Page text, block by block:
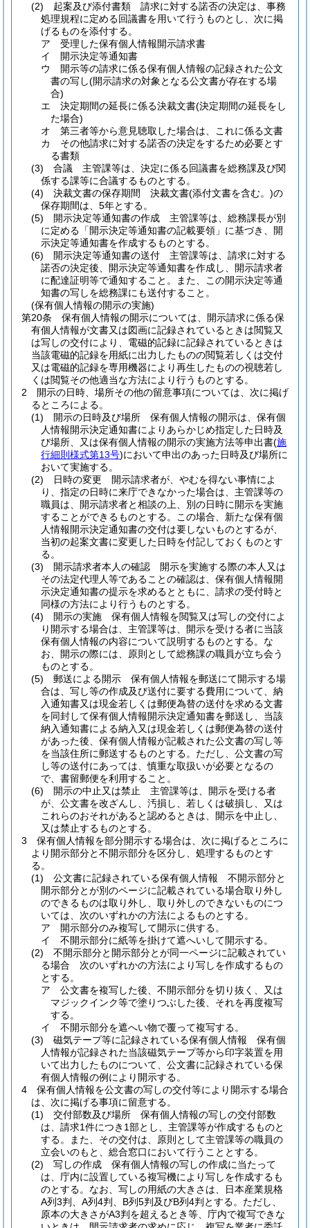
(2)
起案及び添付書類 請求に対する諾否の決定は、事務
処理規程に定める回議書を用いて行うものとし、次に掲
げるものを添付する。
ア
受理した保有個人情報開示請求書
イ
開示決定等通知書
ウ
開示等の請求に係る保有個人情報の記録された公文
書の写し(開示請求の対象となる公文書が存在する場
合)
エ
決定期間の延長に係る決裁文書(決定期間の延長をし
た場合)
オ
第三者等から意見聴取した場合は、これに係る文書
カ
その他請求に対する諾否の決定をするため必要とす
る書類
(3)
合議 主管課等は、決定に係る回議書を総務課及び関
係する課等に合議するものとする。
(4)
決裁文書の保存期間 決裁文書(添付文書を含む。)の
保存期間は、5年とする。
(5)
開示決定等通知書の作成 主管課等は、総務課長が別
に定める「開示決定等通知書の記載要領」に基づき、開
示決定等通知書を作成するものとする。
(6)
開示決定等通知書の送付 主管課等は、請求に対する
諾否の決定後、開示決定等通知書を作成し、開示請求者
に配達証明等で通知すること。
また、この開示決定等通
知書の写しを総務課にも送付すること。
(保有個人情報の開示の実施)
第20条
保有個人情報の開示については、開示請求に係る保
有個人情報が文書又は図画に記録されているときは閲覧又
は写しの交付により、電磁的記録に記録されているときは
当該電磁的記録を用紙に出力したものの閲覧若しくは交付
又は電磁的記録を専用機器により再生したものの視聴若し
くは閲覧その他適当な方法により行うものとする。
2
開示の日時、場所その他の留意事項については、次に掲げ
るところによる。
(1)
開示の日時及び場所 保有個人情報の開示は、保有個
人情報開示決定通知書によりあらかじめ指定した日時及
び場所、又は保有個人情報の開示の実施方法等申出書(施
行細則様式第13号)において申出のあった日時及び場所に
おいて実施する。
(2)
日時の変更 開示請求者が、やむを得ない事情によ
り、指定の日時に来庁できなかった場合は、主管課等の
職員は、開示請求者と相談の上、別の日時に開示を実施
することができるものとする。
この場合、新たな保有個
人情報開示決定通知書の交付は要しないものとするが、
当初の起案文書に変更した日時を付記しておくものとす
る。
(3)
開示請求者本人の確認 開示を実施する際の本人又は
その法定代理人等であることの確認は、保有個人情報開
示決定通知書の提示を求めるとともに、請求の受付時と
同様の方法により行うものとする。
(4)
開示の実施 保有個人情報を閲覧又は写しの交付によ
り開示する場合は、主管課等は、開示を受ける者に当該
保有個人情報の内容について説明するものとする。 な
お、開示の際には、原則として総務課の職員が立ち会う
ものとする。
(5)
郵送による開示 保有個人情報を郵送にて開示する場
合は、写し等の作成及び送付に要する費用について、納
入通知書又は現金若しくは郵便為替の送付を求める文書
を同封して保有個人情報開示決定通知書を郵送し、当該
納入通知書による納入又は現金若しくは郵便為替の送付
があった後、保有個人情報が記載された公文書の写し等
を当該住所に郵送するものとする。 ただし、公文書の写
し等の送付にあっては、慎重な取扱いが必要となるの
で、書留郵便を利用すること。
(6)
開示の中止又は禁止 主管課等は、開示を受ける者
が、公文書を改ざんし、汚損し、若しくは破損し、又は
これらのおそれがあると認めるときは、開示を中止し、
又は禁止するものとする。
3
保有個人情報を部分開示する場合は、次に掲げるところに
より開示部分と不開示部分を区分し、処理するものとす
る。
(1)
公文書に記録されている保有個人情報 不開示部分と
開示部分とが別のページに記載されている場合取り外し
のできるものは取り外し、取り外しのできないものにつ
いては、次のいずれかの方法によるものとする。
ア
開示部分のみ複写して開示に供する。
イ
不開示部分に紙等を掛けて遮へいして開示する。
(2)
不開示部分と開示部分とが同一ページに記載されてい
る場合 次のいずれかの方法により写しを作成するもの
とする。
ア
公文書を複写した後、不開示部分を切り抜く、又は
マジックインク等で塗りつぶした後、それを再度複写
する。
イ
不開示部分を遮へい物で覆って複写する。
(3)
磁気テープ等に記録されている保有個人情報 保有個
人情報が記録された当該磁気テープ等から印字装置を用
いて出力したものについて、公文書に記録されている保
有個人情報の例により開示する。
4
保有個人情報を公文書の写しの交付等により開示する場合
は、次に掲げる事項に留意する。
(1)
交付部数及び場所 保有個人情報の写しの交付部数
は、請求1件につき1部とし、主管課等が作成するものと
する。
また、その交付は、原則として主管課等の職員の
立会いのもと、総合窓口において行うこととする。
(2)
写しの作成 保有個人情報の写しの作成に当たって
は、庁内に設置している複写機により写しを作成するも
のとする。 なお、写しの用紙の大きさは、日本産業規格
A列3判、A列4判、B列5判及びB列4判とする。 ただし、
原本の大きさがA3判を超えるとき等、庁内で複写できな